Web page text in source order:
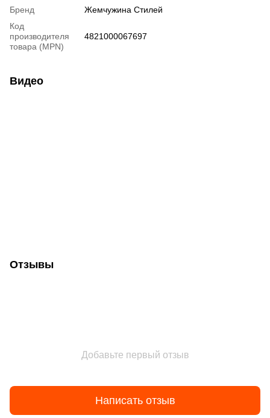
Бренд
Жемчужина Стилей
Код
производителя
товара (MPN)
4821000067697
Видео
Отзывы
Добавьте первый отзыв
Написать отзыв